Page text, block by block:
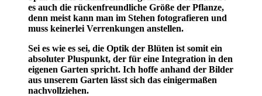
es auch die rückenfreundliche Größe der Pflanze,
denn meist kann man im Stehen fotografieren und
muss keinerlei Verrenkungen anstellen.
Sei es wie es sei, die Optik der Blüten ist somit ein
absoluter Pluspunkt, der für eine Integration in den
eigenen Garten spricht. Ich hoffe anhand der Bilder
aus unserem Garten lässt sich das einigermaßen
nachvollziehen.